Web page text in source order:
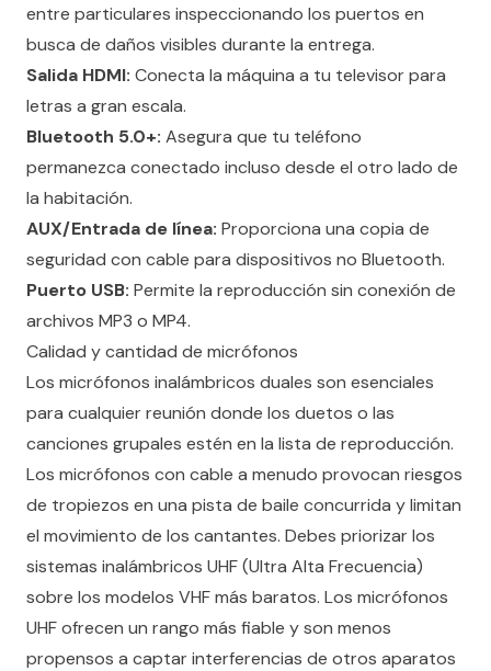
entre particulares inspeccionando los puertos en
busca de daños visibles durante la entrega.
Salida HDMI: Conecta la máquina a tu televisor para
letras a gran escala.
Bluetooth 5.0+: Asegura que tu teléfono
permanezca conectado incluso desde el otro lado de
la habitación.
AUX/Entrada de línea: Proporciona una copia de
seguridad con cable para dispositivos no Bluetooth.
Puerto USB: Permite la reproducción sin conexión de
archivos MP3 o MP4.
Calidad y cantidad de micrófonos
Los micrófonos inalámbricos duales son esenciales
para cualquier reunión donde los duetos o las
canciones grupales estén en la lista de reproducción.
Los micrófonos con cable a menudo provocan riesgos
de tropiezos en una pista de baile concurrida y limitan
el movimiento de los cantantes. Debes priorizar los
sistemas inalámbricos UHF (Ultra Alta Frecuencia)
sobre los modelos VHF más baratos. Los micrófonos
UHF ofrecen un rango más fiable y son menos
propensos a captar interferencias de otros aparatos